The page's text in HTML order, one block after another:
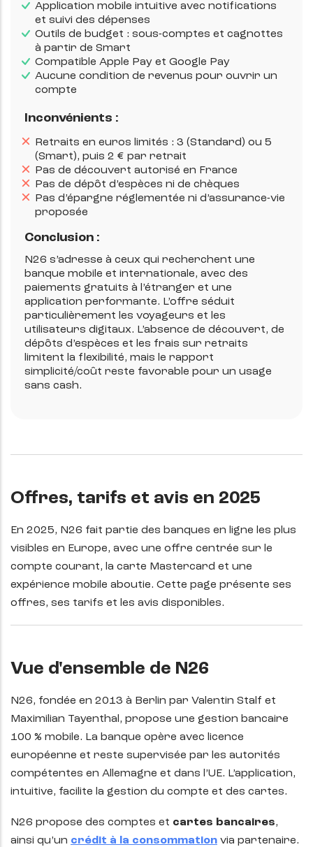
Application mobile intuitive avec notifications
et suivi des dépenses
Outils de budget : sous-comptes et cagnottes
à partir de Smart
Compatible Apple Pay et Google Pay
Aucune condition de revenus pour ouvrir un
compte
Inconvénients :
Retraits en euros limités : 3 (Standard) ou 5
(Smart), puis 2 € par retrait
Pas de découvert autorisé en France
Pas de dépôt d’espèces ni de chèques
Pas d’épargne réglementée ni d’assurance-vie
proposée
Conclusion :
N26 s’adresse à ceux qui recherchent une
banque mobile et internationale, avec des
paiements gratuits à l’étranger et une
application performante. L’offre séduit
particulièrement les voyageurs et les
utilisateurs digitaux. L’absence de découvert, de
dépôts d’espèces et les frais sur retraits
limitent la flexibilité, mais le rapport
simplicité/coût reste favorable pour un usage
sans cash.
Offres, tarifs et avis en 2025
En 2025, N26 fait partie des banques en ligne les plus
visibles en Europe, avec une offre centrée sur le
compte courant, la carte Mastercard et une
expérience mobile aboutie. Cette page présente ses
offres, ses tarifs et les avis disponibles.
Vue d'ensemble de N26
N26, fondée en 2013 à Berlin par Valentin Stalf et
Maximilian Tayenthal, propose une gestion bancaire
100 % mobile. La banque opère avec licence
européenne et reste supervisée par les autorités
compétentes en Allemagne et dans l’UE. L’application,
intuitive, facilite la gestion du compte et des cartes.
N26 propose des comptes et cartes bancaires,
ainsi qu’un crédit à la consommation via partenaire.